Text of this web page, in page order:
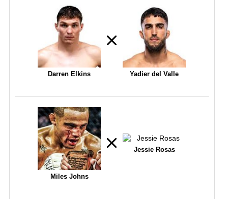
Darren Elkins Yadier del Valle
Miles Johns
Jessie Rosas